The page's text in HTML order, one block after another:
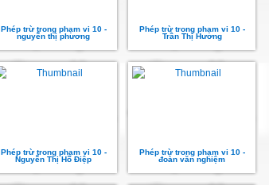
Phép trừ trong phạm vi 10 -
nguyễn thị phương
Phép trừ trong phạm vi 10 -
Trần Thị Hương
Phép trừ trong phạm vi 10 -
Nguyễn Thị Hồ Điệp
Phép trừ trong phạm vi 10 -
đoàn văn nghiệm